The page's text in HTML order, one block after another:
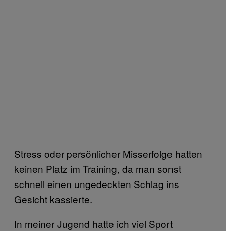
Stress oder persönlicher Misserfolge hatten
keinen Platz im Training, da man sonst
schnell einen ungedeckten Schlag ins
Gesicht kassierte.
In meiner Jugend hatte ich viel Sport